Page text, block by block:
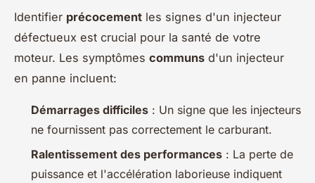
Identifier précocement les signes d'un injecteur
défectueux est crucial pour la santé de votre
moteur. Les symptômes communs d'un injecteur
en panne incluent:
Démarrages difficiles : Un signe que les injecteurs
ne fournissent pas correctement le carburant.
Ralentissement des performances : La perte de
puissance et l'accélération laborieuse indiquent